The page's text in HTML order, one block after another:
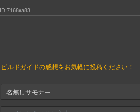
ID:7168ea83
ビルドガイドの感想をお気軽に投稿ください！